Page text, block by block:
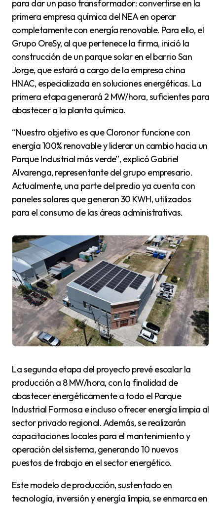
para dar un paso transformador: convertirse en la
primera empresa química del NEA en operar
completamente con energía renovable. Para ello, el
Grupo OreSy, al que pertenece la firma, inició la
construcción de un parque solar en el barrio San
Jorge, que estará a cargo de la empresa china
HNAC, especializada en soluciones energéticas. La
primera etapa generará 2 MW/hora, suficientes para
abastecer a la planta química.
“Nuestro objetivo es que Cloronor funcione con
energía 100% renovable y liderar un cambio hacia un
Parque Industrial más verde”, explicó Gabriel
Alvarenga, representante del grupo empresario.
Actualmente, una parte del predio ya cuenta con
paneles solares que generan 30 KWH, utilizados
para el consumo de las áreas administrativas.
La segunda etapa del proyecto prevé escalar la
producción a 8 MW/hora, con la finalidad de
abastecer energéticamente a todo el Parque
Industrial Formosa e incluso ofrecer energía limpia al
sector privado regional. Además, se realizarán
capacitaciones locales para el mantenimiento y
operación del sistema, generando 10 nuevos
puestos de trabajo en el sector energético.
Este modelo de producción, sustentado en
tecnología, inversión y energía limpia, se enmarca en